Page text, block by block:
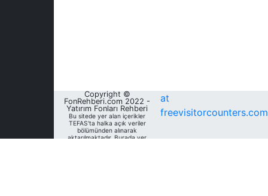
Copyright ©
FonRehberi.com 2022 -
Yatırım Fonları Rehberi
Bu sitede yer alan içerikler
TEFAS'ta halka açık veriler
bölümünden alınarak
aktarılmaktadır. Burada yer
at
freevisitorcounters.com